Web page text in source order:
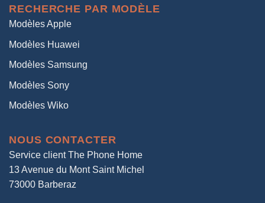
RECHERCHE PAR MODÈLE
Modèles Apple
Modèles Huawei
Modèles Samsung
Modèles Sony
Modèles Wiko
NOUS CONTACTER
Service client The Phone Home
13 Avenue du Mont Saint Michel
73000 Barberaz